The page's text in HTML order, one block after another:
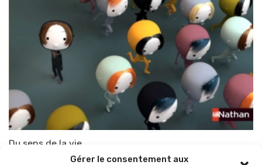
Gérer le consentement aux
Du sens de la vie
TOP-PARENTS 4 août 2009